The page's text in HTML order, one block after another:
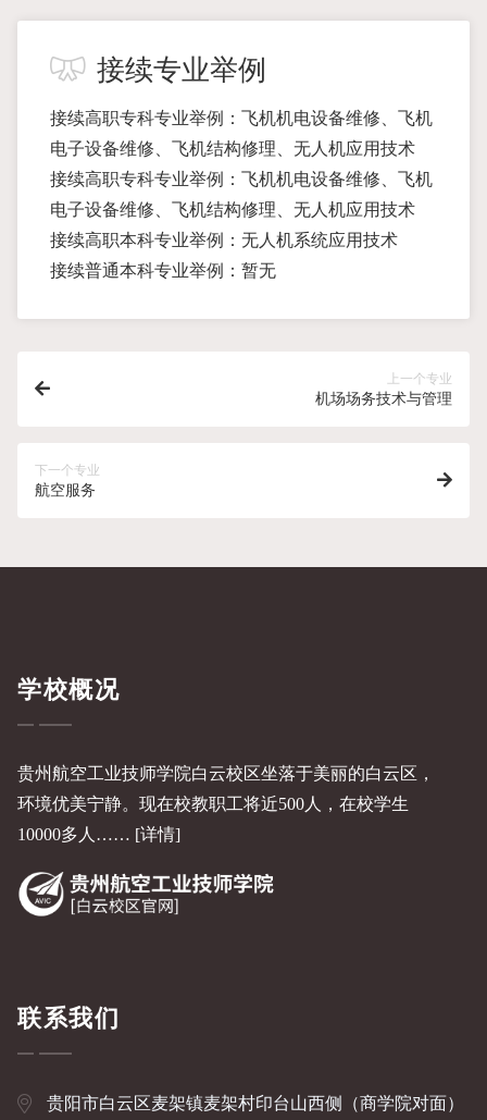
接续专业举例
接续高职专科专业举例：飞机机电设备维修、飞机
电子设备维修、飞机结构修理、无人机应用技术
接续高职专科专业举例：飞机机电设备维修、飞机
电子设备维修、飞机结构修理、无人机应用技术
接续高职本科专业举例：无人机系统应用技术
接续普通本科专业举例：暂无
上一个专业
机场场务技术与管理
下一个专业
航空服务
学校概况
贵州航空工业技师学院白云校区坐落于美丽的白云区，
环境优美宁静。现在校教职工将近500人，在校学生
10000多人…… [详情]
联系我们
贵阳市白云区麦架镇麦架村印台山西侧（商学院对面）